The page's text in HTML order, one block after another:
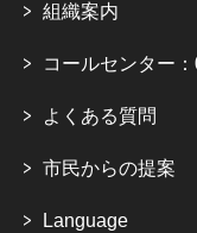
組織案内
コールセンター
よくある質問
市民からの提案
Language